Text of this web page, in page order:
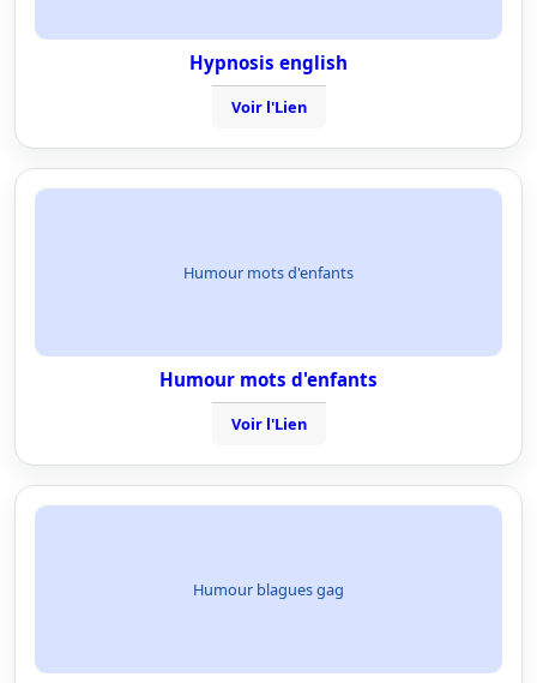
Hypnosis english
Voir l'Lien
Humour mots d'enfants
Humour mots d'enfants
Voir l'Lien
Humour blagues gag